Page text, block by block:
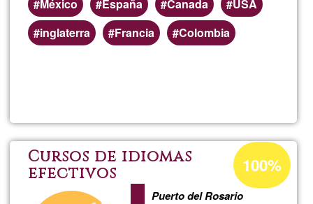
México España Canada
USA
inglaterra
Francia Colombia
AXIS
Cursos de idiomas
efectivos
Puerto del Rosario
Acceptance
percentage
of
100%